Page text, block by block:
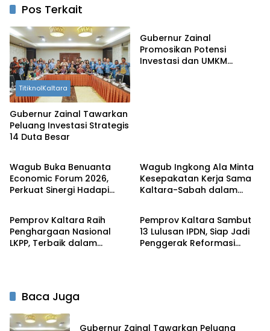
Pos Terkait
TitiknolKaltara
Gubernur Zainal Tawarkan
Peluang Investasi Strategis
14 Duta Besar
Gubernur Zainal
Promosikan Potensi
Investasi dan UMKM
TitiknolKaltara
Wagub Buka Benuanta
Economic Forum 2026,
Perkuat Sinergi Hadapi
Wagub Ingkong Ala Minta
Kesepakatan Kerja Sama
Kaltara-Sabah dalam
TitiknolKaltara
Pemprov Kaltara Raih
Penghargaan Nasional
LKPP, Terbaik dalam
TitiknolKaltara
Pemprov Kaltara Sambut
13 Lulusan IPDN, Siap Jadi
Penggerak Reformasi
Baca Juga
Gubernur Zainal Tawarkan Peluang